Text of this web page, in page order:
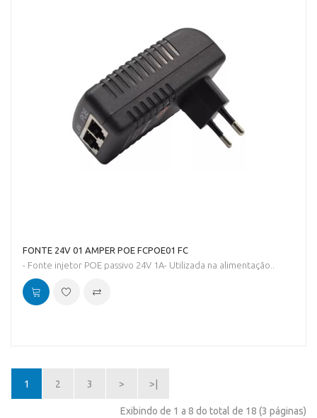
FONTE 24V 01 AMPER POE FCPOE01 FC
- Fonte injetor POE passivo 24V 1A- Utilizada na alimentação..
1 2 3 > >|
Exibindo de 1 a 8 do total de 18 (3 páginas)